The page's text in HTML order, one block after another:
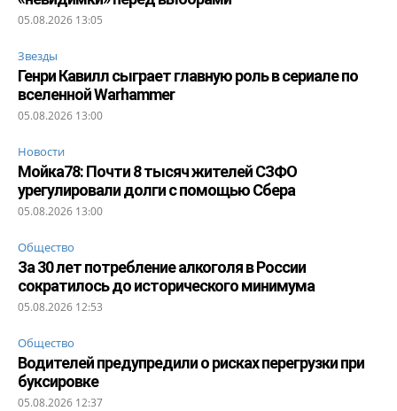
05.08.2026 13:05
Звезды
Генри Кавилл сыграет главную роль в сериале по
вселенной Warhammer
05.08.2026 13:00
Новости
Мойка78: Почти 8 тысяч жителей СЗФО
урегулировали долги с помощью Сбера
05.08.2026 13:00
Общество
За 30 лет потребление алкоголя в России
сократилось до исторического минимума
05.08.2026 12:53
Общество
Водителей предупредили о рисках перегрузки при
буксировке
05.08.2026 12:37